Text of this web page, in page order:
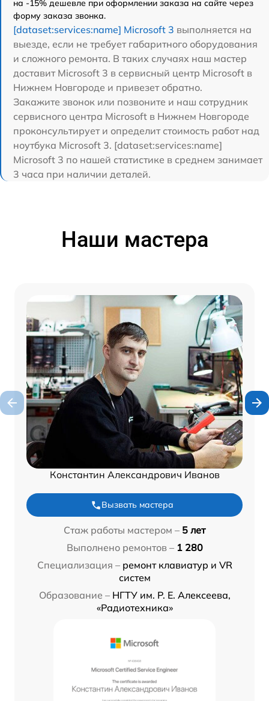
на -15% дешевле при оформлении заказа на сайте через
форму заказа звонка.
[dataset:services:name] Microsoft 3 выполняется на
выезде, если не требует габаритного оборудования
и сложного ремонта. В таких случаях наш мастер
доставит Microsoft 3 в сервисный центр Microsoft в
Нижнем Новгороде и привезет обратно.
Закажите звонок или позвоните и наш сотрудник
сервисного центра Microsoft в Нижнем Новгороде
проконсультирует и определит стоимость работ над
ноутбука Microsoft 3. [dataset:services:name]
Microsoft 3 по нашей статистике в среднем занимает
3 часа при наличии деталей.
Наши мастера
Константин Александрович Иванов
Вызвать мастера
Стаж работы мастером – 5 лет
Выполнено ремонтов – 1 280
Специализация – ремонт клавиатур и VR
систем
Образование – НГТУ им. Р. Е. Алексеева,
«Радиотехника»